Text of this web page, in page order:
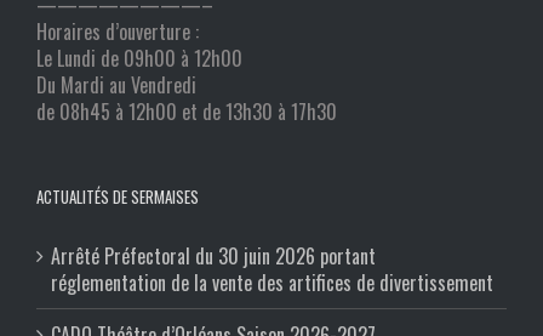
Horaires d’ouverture :
Le Lundi de 09h00 à 12h00
Du Mardi au Vendredi
de 08h45 à 12h00 et de 13h30 à 17h30
ACTUALITÉS DE SERMAISES
Arrêté Préfectoral du 30 juin 2026 portant
réglementation de la vente des artifices de divertissement